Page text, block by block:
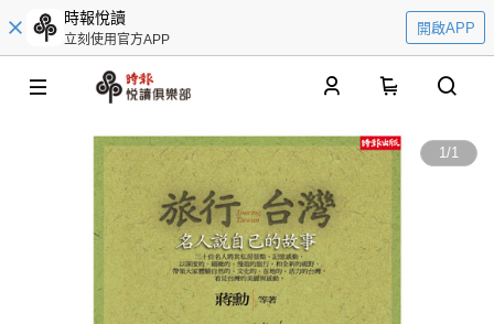
時報悅讀
立刻使用官方APP
開啟APP
1/1